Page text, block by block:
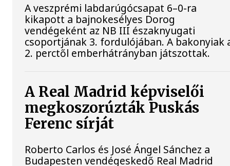
A veszprémi labdarúgócsapat 6–0-ra
kikapott a bajnokesélyes Dorog
vendégeként az NB III északnyugati
csoportjának 3. fordulójában. A bakonyiak
2. perctől emberhátrányban játszottak.
A Real Madrid képviselői
megkoszorúzták Puskás
Ferenc sírját
Roberto Carlos és José Ángel Sánchez a
Budapesten vendégeskedő Real Madrid